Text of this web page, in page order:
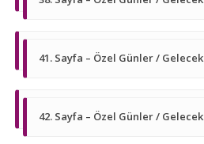
41. Sayfa – Özel Günler / Gelecek
42. Sayfa – Özel Günler / Gelecek